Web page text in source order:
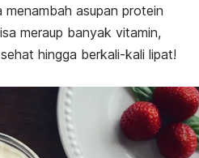
menambah asupan protein
meraup banyak vitamin,
hingga berkali-kali lipat!